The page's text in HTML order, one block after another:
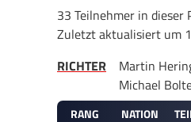
33 Teilnehmer in dieser
Zuletzt aktualisiert um
RICHTER
Martin
Michael
RANG NATION